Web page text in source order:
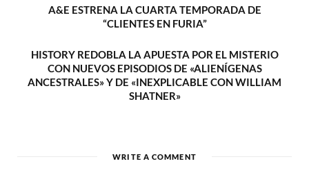
A&E ESTRENA LA CUARTA TEMPORADA DE
“CLIENTES EN FURIA”
HISTORY REDOBLA LA APUESTA POR EL MISTERIO
CON NUEVOS EPISODIOS DE «ALIENÍGENAS
ANCESTRALES» Y DE «INEXPLICABLE CON WILLIAM
SHATNER»
WRITE A COMMENT